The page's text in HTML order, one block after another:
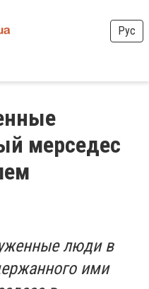
Рус
мерседес
люди в
ими